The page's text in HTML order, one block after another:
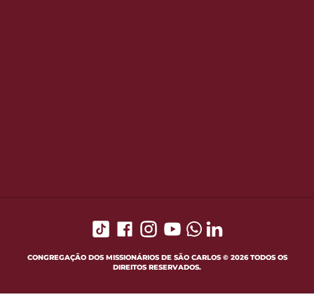
CONGREGAÇÃO DOS MISSIONÁRIOS DE SÃO CARLOS © 2026 TODOS OS
DIREITOS RESERVADOS.